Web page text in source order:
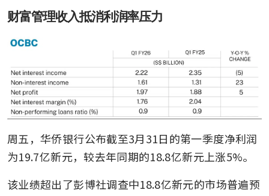
财富管理收入抵消利润率压力
周五，华侨银行公布截至3月31日的第一季度净利润
为19.7亿新元，较去年同期的18.8亿新元上涨5%。
该业绩超出了彭博社调查中18.8亿新元的市场普遍预